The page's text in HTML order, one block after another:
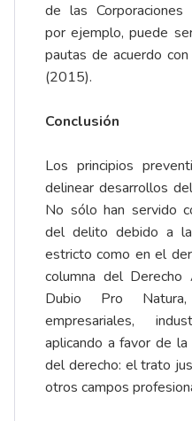
de las Corporaciones
por ejemplo, puede
pautas de acuerdo
(2015).
Conclusión
Los principios
delinear desarrollos
No sólo han servido
del delito debido a
estricto como en el
columna del Derecho
Dubio Pro Natura,
empresariales,
aplicando a favor de
del derecho: el trato
otros campos